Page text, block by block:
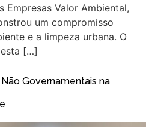
Empresas Valor Ambiental,
um compromisso
e a limpeza urbana. O
[…]
Governamentais na